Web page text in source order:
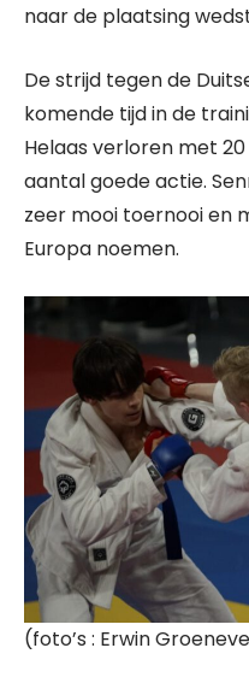
naar de plaatsing
De strijd tegen de
komende tijd in de
Helaas verloren met
aantal goede actie.
zeer mooi toernooi en
Europa noemen.
(foto’s : Erwin